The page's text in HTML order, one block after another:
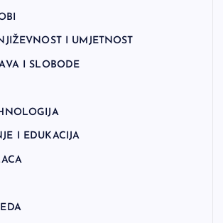
I UMJETNOST
I SLOBODE
I EDUKACIJA